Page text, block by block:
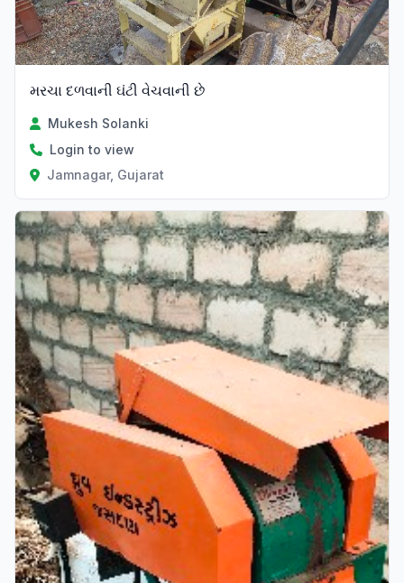
મરચા દળવાની ઘંટી વેચવાની છે
Mukesh Solanki
Login to view
Jamnagar, Gujarat